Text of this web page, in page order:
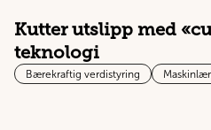
Kutter utslipp med
teknologi
Bærekraftig verdistyring